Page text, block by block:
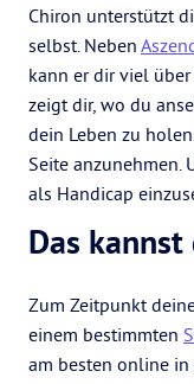
Chiron unterstützt
selbst. Neben
kann er dir viel
zeigt dir, wo du
dein Leben zu
Seite anzunehmen.
als Handicap
Das
Zum Zeitpunkt
einem bestimmten
am besten online in